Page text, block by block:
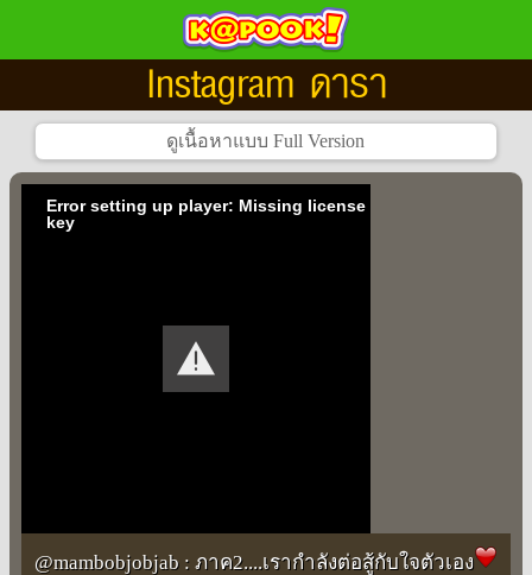
Instagram ดารา
Error setting up player: Missing license
key
@mambobjobjab : ภาค2....เรากำลังต่อสู้กับใจตัวเอง